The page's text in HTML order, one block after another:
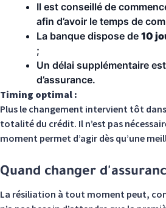
Il est conseillé de
afin d’avoir le temps de
La banque dispose de 10
;
Un délai supplémentaire
d’assurance.
Timing optimal :
Plus le changement intervient tôt
totalité du crédit. Il n’est pas
moment permet d’agir dès qu’une
Quand changer
La résiliation à tout moment peut,